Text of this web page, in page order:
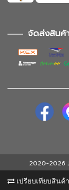
จัดส่งสินค้
2020-2026
เปรียบเทียบสินค้า